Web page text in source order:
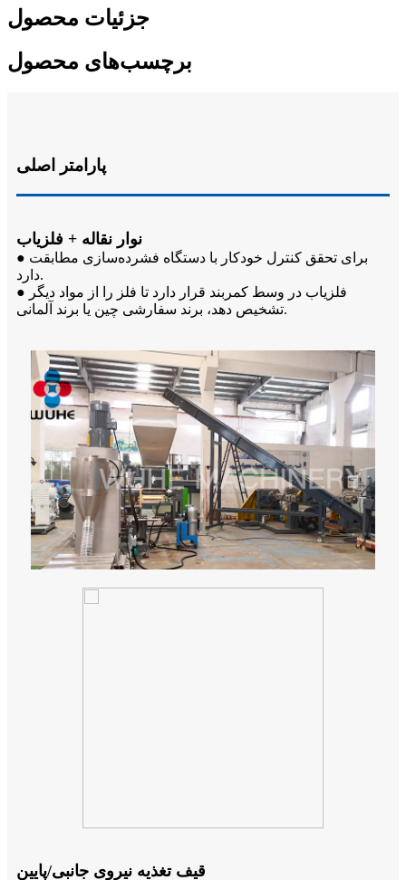
جزئیات محصول
برچسب‌های محصول
پارامتر اصلی
نوار نقاله + فلزیاب
● برای تحقق کنترل خودکار با دستگاه فشرده‌سازی مطابقت
دارد.
● فلزیاب در وسط کمربند قرار دارد تا فلز را از مواد دیگر
تشخیص دهد، برند سفارشی چین یا برند آلمانی.
قیف تغذیه نیروی جانبی/پایین